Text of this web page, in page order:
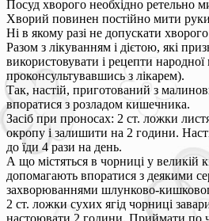
Посуд хворого необхідно ретельно
Хворий повинен постійно мити
Ні в якому разі не допускати
Разом з лікуванням і дієтою, які
використовувати і рецепти
проконсультувавшись з лікарем).
Так, настій, приготований з
впоратися з розладом кишечника.
Засіб при проносах: 2 ст. ложки
окропу і залишити на 2 години.
до їди 4 рази на день.
А що містяться в чорниці у великій
допомагають впоратися з деякими
захворюваннями шлунково-
2 ст. ложки сухих ягід чорниці
настоювати 2 години. Приймати по